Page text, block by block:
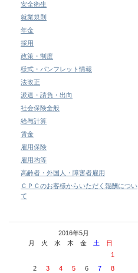
安全衛生
就業規則
年金
採用
政策・制度
様式・パンフレット情報
法改正
派遣・請負・出向
社会保険全般
給与計算
賃金
雇用保険
雇用均等
高齢者・外国人・障害者雇用
ＣＰＣのお客様からいただく報酬につい
て
2016年5月
月
火 水 木 金 土 日
1
2
3 4 5 6 7
8